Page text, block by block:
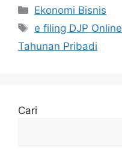
Kategori
Ekonomi Bisnis
Tag
e filing DJP Online
Tahunan Pribadi
Cari